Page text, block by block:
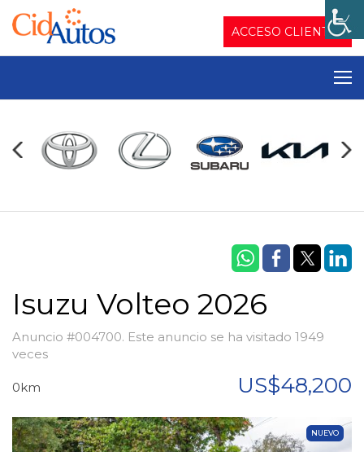
ACCESO CLIENTES
Isuzu Volteo 2026
Anuncio #004700. Este anuncio se ha visitado 1949
veces
0km US$48,200
NUEVO